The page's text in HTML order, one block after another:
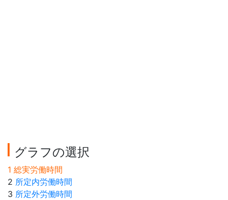
グラフの選択
1 総実労働時間
2 所定内労働時間
3 所定外労働時間